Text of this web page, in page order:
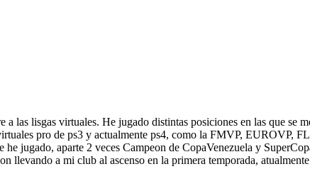
lisgas virtuales. He jugado distintas posiciones en las que se
pro de ps3 y actualmente ps4, como la FMVP, EUROVP,
jugado, aparte 2 veces Campeon de CopaVenezuela y
llevando a mi club al ascenso en la primera temporada,